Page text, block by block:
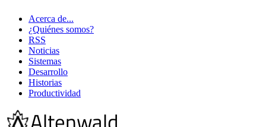
Acerca de...
¿Quiénes somos?
RSS
Noticias
Sistemas
Desarrollo
Historias
Productividad